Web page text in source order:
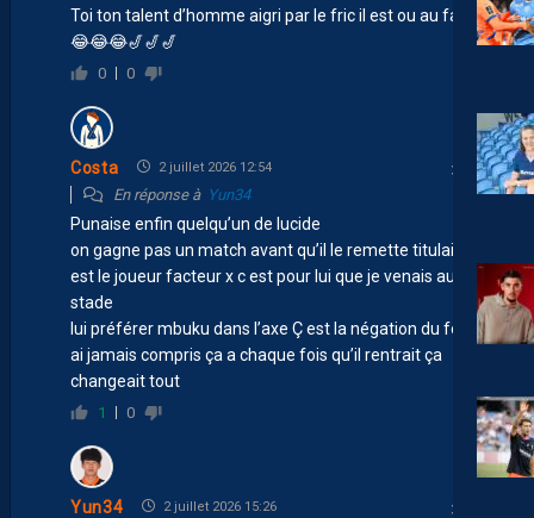
Toi ton talent d’homme aigri par le fric il est ou au fait 😂
😂😂😂🎷🎷🎷
0 0
Costa 2 juillet 2026 12:54
En réponse à Yun34
Punaise enfin quelqu’un de lucide
on gagne pas un match avant qu’il le remette titulaire. C
est le joueur facteur x c est pour lui que je venais au
stade
lui préférer mbuku dans l’axe Ç est la négation du foot j
ai jamais compris ça a chaque fois qu’il rentrait ça
changeait tout
1 0
Yun34 2 juillet 2026 15:26